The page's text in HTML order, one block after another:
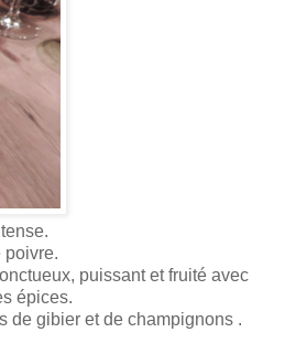
poivre.
puissant et fruité avec
épices.
de gibier et de champignons .